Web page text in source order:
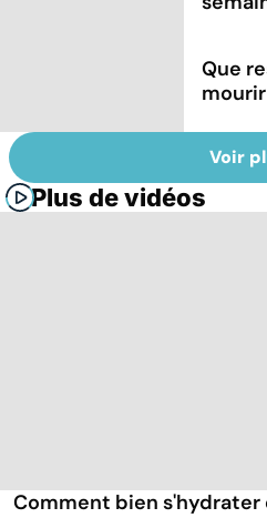
Que
Voir
Plus de vidéos
Comment bien s'hydrater